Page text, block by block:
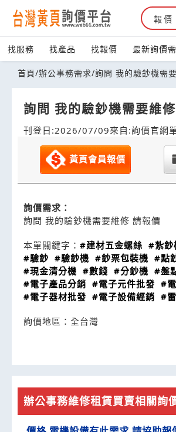
報價
找服務 找產品 找報價 最新詢價
首頁/辦公事務需求/詢問 我的驗鈔機需
詢問 我的驗鈔機需要維修
刊登日:2026/07/09來自:詢價官網
黃頁會員報價
詢價需求：
詢問 我的驗鈔機需要維修 請報價
本單關鍵字： #建材五金螺絲 #紮鈔
#驗鈔 #驗鈔機 #鈔票包裝機 #點
#現金清分機 #數錢 #分鈔機 #盤
#電子產品分銷 #電子元件批發 #
#電子器材批發 #電子設備經銷 #
詢價地區： 全台灣
辦公事務維修租賃買賣相關詢